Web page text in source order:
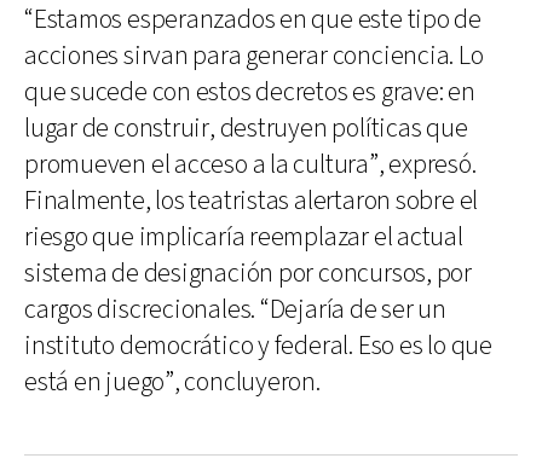
“Estamos esperanzados en que este tipo de
acciones sirvan para generar conciencia. Lo
que sucede con estos decretos es grave: en
lugar de construir, destruyen políticas que
promueven el acceso a la cultura”, expresó.
Finalmente, los teatristas alertaron sobre el
riesgo que implicaría reemplazar el actual
sistema de designación por concursos, por
cargos discrecionales. “Dejaría de ser un
instituto democrático y federal. Eso es lo que
está en juego”, concluyeron.